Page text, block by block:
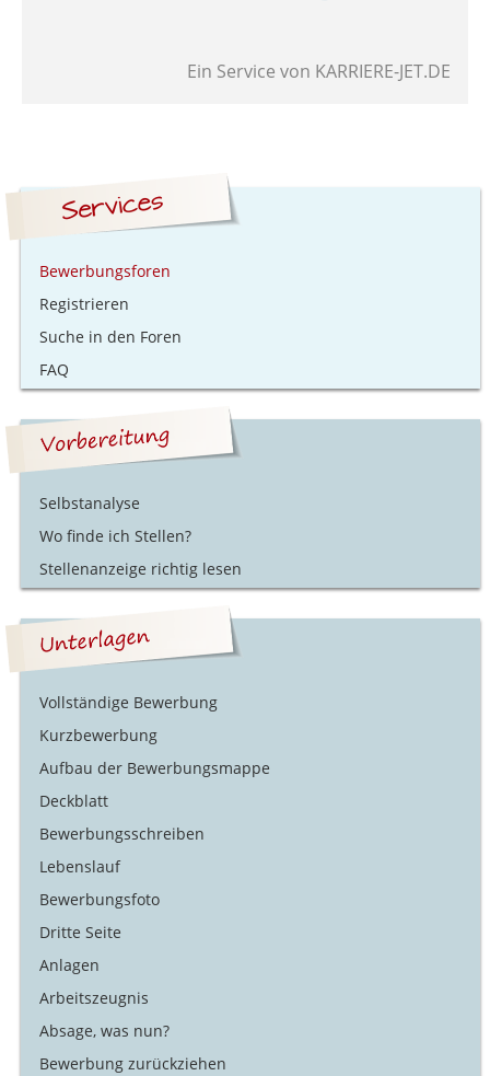
Ein Service von KARRIERE-JET.DE
Bewerbungsforen
Registrieren
Suche in den Foren
FAQ
Selbstanalyse
Wo finde ich Stellen?
Stellenanzeige richtig lesen
Vollständige Bewerbung
Kurzbewerbung
Aufbau der Bewerbungsmappe
Deckblatt
Bewerbungsschreiben
Lebenslauf
Bewerbungsfoto
Dritte Seite
Anlagen
Arbeitszeugnis
Absage, was nun?
Bewerbung zurückziehen